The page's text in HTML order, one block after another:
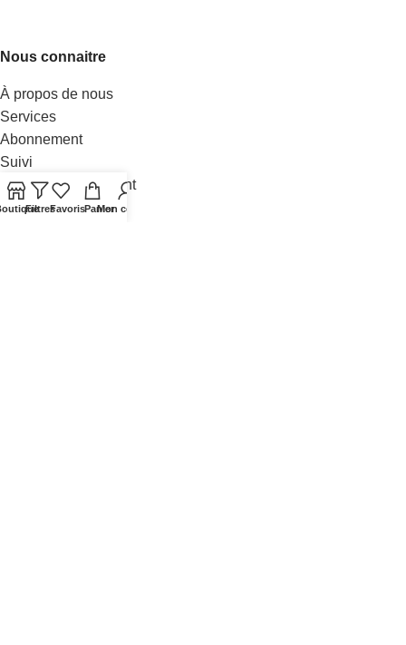
Nous connaitre
À propos de nous
Services
Abonnement
Suivi
Livraison & paiement
Nos vendeurs
FiltresFavorisPanier
Mon compte